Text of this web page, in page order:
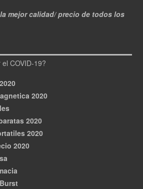
mejor calidad/ precio de todos los
COVID-19?
2020
2020
2020
2020